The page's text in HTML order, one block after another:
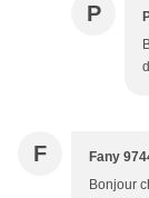
P
F Fany
Bonjour